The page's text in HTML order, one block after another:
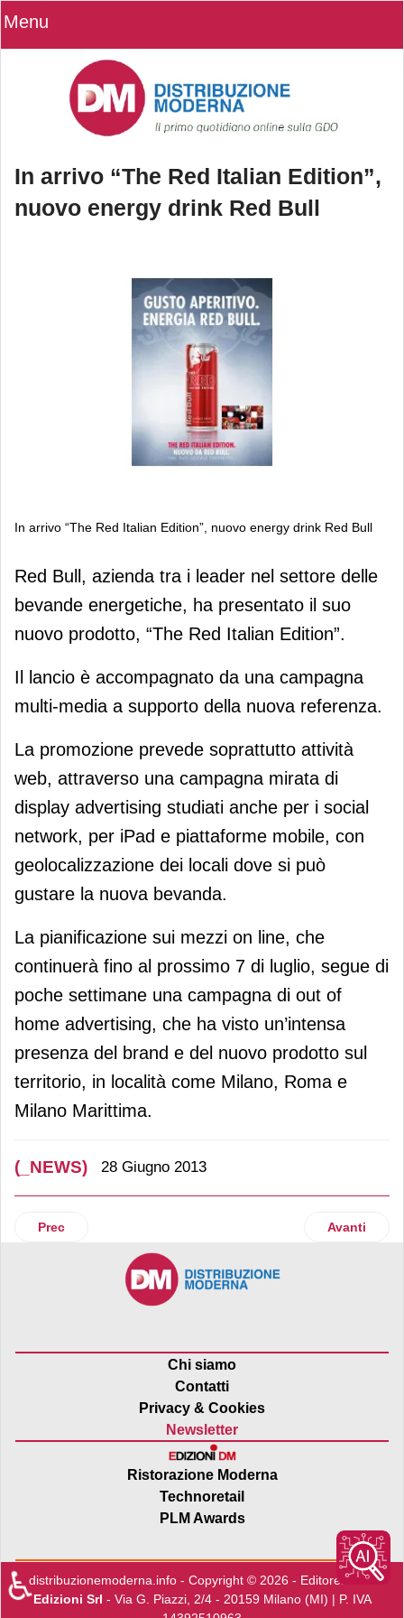
Menu
In arrivo “The Red Italian Edition”,
nuovo energy drink Red Bull
In arrivo “The Red Italian Edition”, nuovo energy drink Red Bull
In arrivo “The Red Italian Edition”,
nuovo energy drink Red Bull
Red Bull, azienda tra i leader nel settore delle
bevande energetiche, ha presentato il suo
nuovo prodotto, “The Red Italian Edition”.
Il lancio è accompagnato da una campagna
multi-media a supporto della nuova referenza.
La promozione prevede soprattutto attività
web, attraverso una campagna mirata di
display advertising studiati anche per i social
network, per iPad e piattaforme mobile, con
geolocalizzazione dei locali dove si può
gustare la nuova bevanda.
La pianificazione sui mezzi on line, che
continuerà fino al prossimo 7 di luglio, segue di
poche settimane una campagna di out of
home advertising, che ha visto un’intensa
presenza del brand e del nuovo prodotto sul
territorio, in località come Milano, Roma e
Milano Marittima.
(_NEWS) 28 Giugno 2013
Articolo precedente: Sbarca sul web il Polli Cooking Lab,
Prec Articolo
Avanti
Chi siamo
Contatti
Privacy & Cookies
Newsletter
Ristorazione Moderna
Technoretail
PLM Awards
distribuzionemoderna.info - Copyright © 2026 - Editore:Edra
Edizioni Srl - Via G. Piazzi, 2/4 - 20159 Milano (MI) | P. IVA